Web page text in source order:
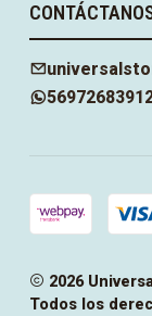
2026
Todos los